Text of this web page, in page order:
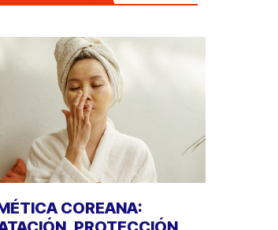
COREANA: